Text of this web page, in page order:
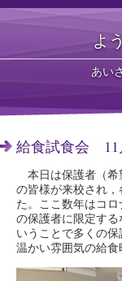
よ
あい
給食試食会 11
本日は保護者（希
の皆様が来校され
た。ここ数年はコ
の保護者に限定す
いうことで多くの
温かい雰囲気の給食